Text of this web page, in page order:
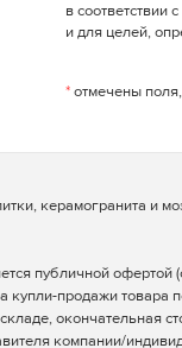
в
и для целей,
*отмечены
керамогранита и
публичной офертой
купли-продажи товара
окончательная
компании/